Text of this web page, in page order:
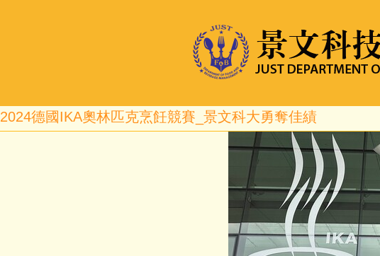
2024德國IKA奧林匹克烹飪競賽_景文科大勇奪佳績